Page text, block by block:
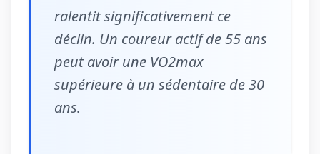
ralentit significativement ce
déclin. Un coureur actif de 55 ans
peut avoir une VO2max
supérieure à un sédentaire de 30
ans.